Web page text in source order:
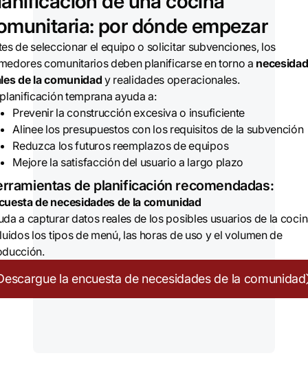
por dónde empezar
de seleccionar el equipo o solicitar subvenciones, los
comunitarios deben planificarse en torno a
de la comunidady realidades operacionales.
temprana ayuda a:
Prevenir la construcción excesiva o insuficiente
Alinee los presupuestos con los requisitos de la subvención
Reduzca los futuros reemplazos de equipos
Mejore la satisfacción del usuario a largo plazo
de planificación recomendadas:
de necesidades de la comunidad
a capturar datos reales de los posibles usuarios de la
los tipos de menú, las horas de uso y el volumen de
la encuesta de necesidades de la comunidad